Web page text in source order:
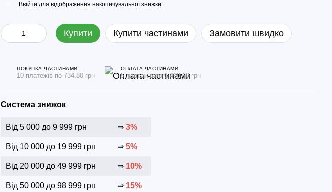
Ввійти для відображення накопичувальної знижки
Купити Купити частинами Замовити швидко
ПОКУПКА ЧАСТИНАМИ
10 платежів по 734.80 грн
ОПЛАТА ЧАСТИНАМИ
5 платежів по 1 469.60 грн
Система знижок
Від 5 000 до 9 999 грн ⇒ 3%
Від 10 000 до 19 999 грн ⇒ 5%
Від 20 000 до 49 999 грн ⇒ 10%
Від 50 000 до 98 999 грн ⇒ 15%